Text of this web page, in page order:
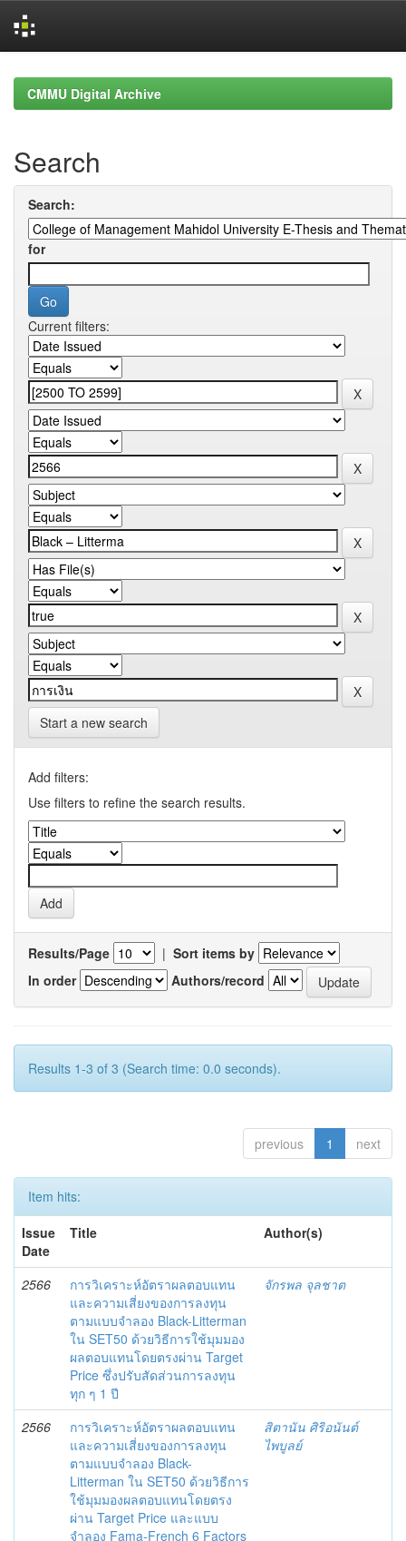
navigationCMMU Digital Archive
Search
Search:
for
Current filters:
Start a new search
Add filters:
Use filters to refine the search results.
Results/Page | Sort items by
In order
Authors/record
Results 1-3 of 3 (Search time: 0.0 seconds).
previous 1 next
Item hits:
Issue
Date
Title Author(s)
2566
การวิเคราะห์อัตราผลตอบแทน
และความเสี่ยงของการลงทุน
ตามแบบจำลอง Black-Litterman
ใน SET50 ด้วยวิธีการใช้มุมมอง
ผลตอบแทนโดยตรงผ่าน Target
Price ซึ่งปรับสัดส่วนการลงทุน
ทุก ๆ 1 ปี
จักรพล จุลชาต
2566
การวิเคราะห์อัตราผลตอบแทน
และความเสี่ยงของการลงทุน
ตามแบบจำลอง Black-
Litterman ใน SET50 ด้วยวิธีการ
ใช้มุมมองผลตอบแทนโดยตรง
ผ่าน Target Price และแบบ
จำลอง Fama-French 6 Factors
สิตานัน ศิริอนันต์
ไพบูลย์